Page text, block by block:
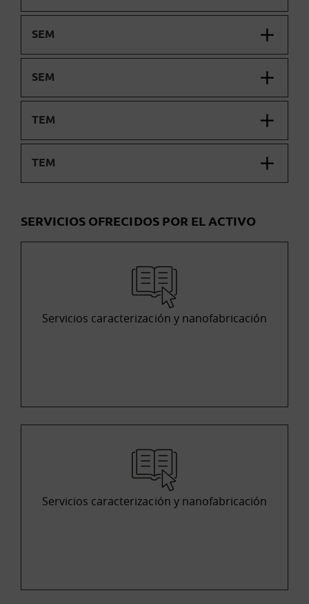
SEM
SEM
TEM
TEM
SERVICIOS OFRECIDOS POR EL ACTIVO
Servicios caracterización y nanofabricación
Servicios caracterización y nanofabricación